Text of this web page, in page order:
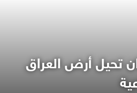
تحيل أرض العراق